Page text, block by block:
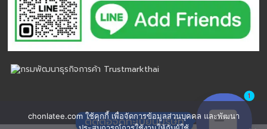
chonlatee.com ใช้คุกกี้ เพื่อจัดการข้อมูลส่วนบุคคล และพัฒนา
ติดต่อจดทะเบียนบริษัท
1